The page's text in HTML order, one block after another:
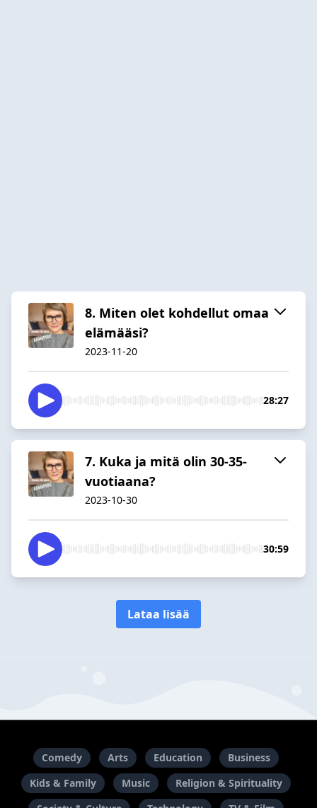
8. Miten olet kohdellut omaa
elämääsi?
2023-11-20
28:27
7. Kuka ja mitä olin 30-35-
vuotiaana?
2023-10-30
30:59
Lataa lisää
Comedy Arts Education
Business
Kids & Family
Music
Religion & Spirituality